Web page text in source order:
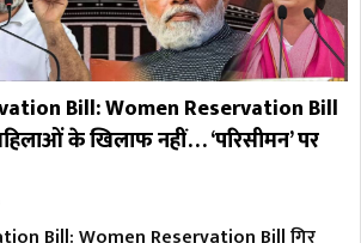
Bill: Women Reservation Bill
के खिलाफ नहीं… ‘परिसीमन’ पर